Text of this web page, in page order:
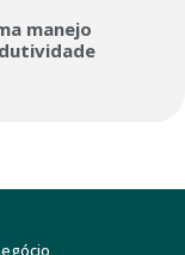
manejo